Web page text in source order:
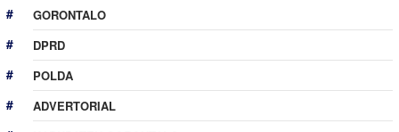
GORONTALO
DPRD
POLDA
ADVERTORIAL